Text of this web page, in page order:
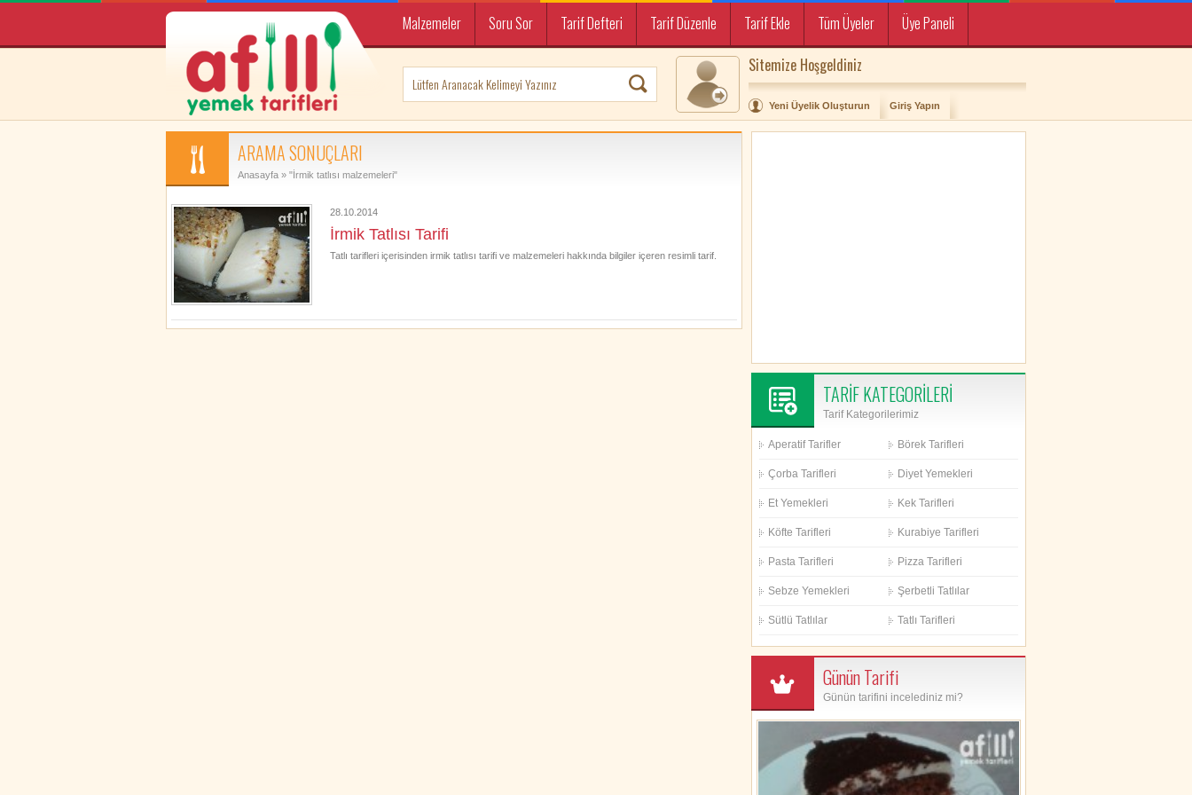
Malzemeler Soru Sor Tarif Defteri Tarif Düzenle Tarif Ekle Tüm Üyeler
Üye Paneli
Sitemize Hoşgeldiniz
Yeni Üyelik Oluşturun Giriş Yapın
ARAMA SONUÇLARI
Anasayfa » "İrmik tatlısı malzemeleri"
28.10.2014
İrmik Tatlısı Tarifi
Tatlı tarifleri içerisinden irmik tatlısı tarifi ve malzemeleri hakkında bilgiler içeren resimli tarif.
TARİF KATEGORİLERİ
Tarif Kategorilerimiz
Aperatif Tarifler Börek Tarifleri
Çorba Tarifleri Diyet Yemekleri
Et Yemekleri Kek Tarifleri
Köfte Tarifleri Kurabiye Tarifleri
Pasta Tarifleri Pizza Tarifleri
Sebze Yemekleri Şerbetli Tatlılar
Sütlü Tatlılar Tatlı Tarifleri
Günün Tarifi
Günün tarifini incelediniz mi?